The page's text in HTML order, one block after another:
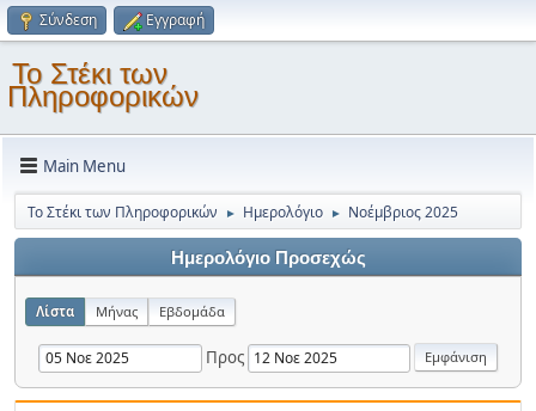
Σύνδεση Εγγραφή
Το Στέκι των
Πληροφορικών
Main Menu
Το Στέκι των Πληροφορικών ► Ημερολόγιο ► Νοέμβριος 2025
Ημερολόγιο Προσεχώς
Λίστα Μήνας Εβδομάδα
Προς